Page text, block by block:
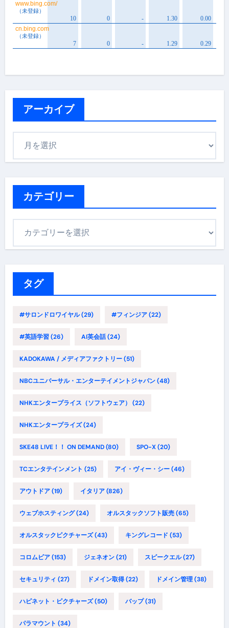
アーカイブ
カテゴリー
タグ
#サロンドロワイヤル(29) #フィンジア(22)
#英語学習(26) AI英会話(24)
KADOKAWA / メディアファクトリー(51)
NBCユニバーサル・エンターテイメントジャパン(48)
NHKエンタープライス（ソフトウェア） (22)
NHKエンタープライズ(24)
SKE48 LIVE！！ ON DEMAND(80) SPO-X(20)
TCエンタテインメント (25) アイ・ヴィー・シー(46)
アウトドア(19) イタリア(826)
ウェブホスティング(24) オルスタックソフト販売(65)
オルスタックピクチャーズ(43) キングレコード (53)
コロムビア(153) ジェネオン(21) スピークエル(27)
セキュリティ (27) ドメイン取得(22) ドメイン管理(38)
ハピネット・ピクチャーズ(50) バップ(31)
パラマウント (34)